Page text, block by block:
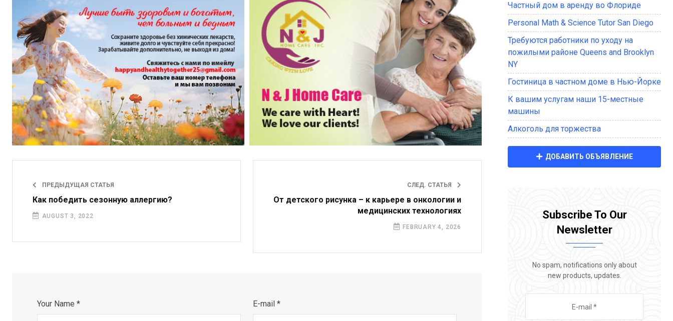
ПРЕДЫДУЩАЯ СТАТЬЯ
Как победить сезонную аллергию?
AUGUST 3, 2022
СЛЕД. СТАТЬЯ
От детского рисунка – к карьере в онкологии и
медицинских технологиях
FEBRUARY 4, 2026
Your Name * E-mail *
Частный дом в аренду во Флориде
Personal Math & Science Tutor San Diego
Требуются работники по уходу на
пожилыми районе Queens and Brooklyn
NY
Гостиница в частном доме в Нью-Йорке
К вашим услугам наши 15-местные
машины
Алкоголь для торжества
ДОБАВИТЬ ОБЪЯВЛЕНИЕ
Subscribe To Our
Newsletter
No spam, notifications only about
new products, updates.